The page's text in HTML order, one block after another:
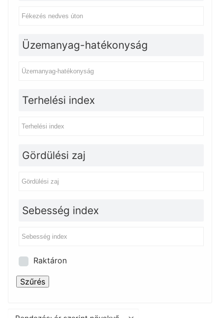
Üzemanyag-hatékonyság
Terhelési index
Gördülési zaj
Sebesség index
Raktáron
Szűrés